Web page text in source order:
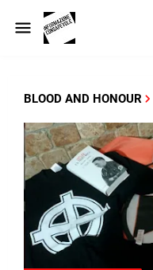
BLOOD AND HONOUR